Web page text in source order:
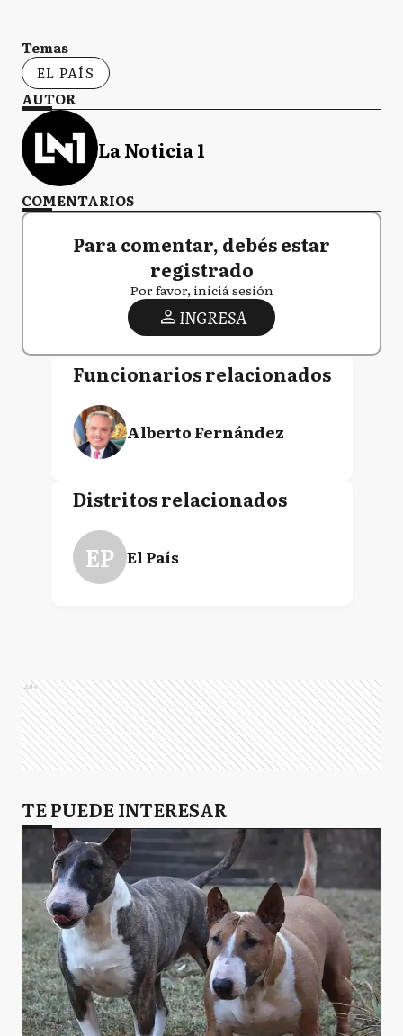
Temas
EL PAÍS
AUTOR
La Noticia 1
COMENTARIOS
Para comentar, debés estar
registrado
Por favor, iniciá sesión
INGRESA
Funcionarios relacionados
Alberto Fernández
Distritos relacionados
EP El País
Ads
TE PUEDE INTERESAR